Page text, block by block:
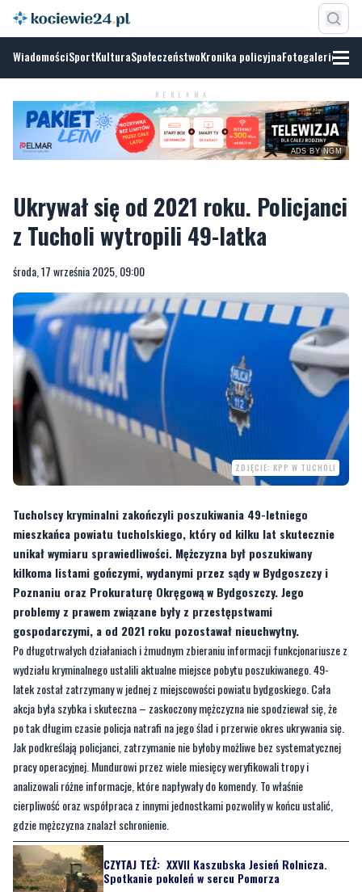
WiadomościSportKulturaSpołeczeństwoKronika policyjnaFotogalerie
REKLAMA
ADS BY NGM
Ukrywał się od 2021 roku. Policjanci
z Tucholi wytropili 49-latka
środa, 17 września 2025, 09:00
ZDJĘCIE: KPP W TUCHOLI
Tucholscy kryminalni zakończyli poszukiwania 49-letniego
mieszkańca powiatu tucholskiego, który od kilku lat skutecznie
unikał wymiaru sprawiedliwości. Mężczyzna był poszukiwany
kilkoma listami gończymi, wydanymi przez sądy w Bydgoszczy i
Poznaniu oraz Prokuraturę Okręgową w Bydgoszczy. Jego
problemy z prawem związane były z przestępstwami
gospodarczymi, a od 2021 roku pozostawał nieuchwytny.
Po długotrwałych działaniach i żmudnym zbieraniu informacji funkcjonariusze z
wydziału kryminalnego ustalili aktualne miejsce pobytu poszukiwanego. 49-
latek został zatrzymany w jednej z miejscowości powiatu bydgoskiego. Cała
akcja była szybka i skuteczna – zaskoczony mężczyzna nie spodziewał się, że
po tak długim czasie policja natrafi na jego ślad i przerwie okres ukrywania się.
Jak podkreślają policjanci, zatrzymanie nie byłoby możliwe bez systematycznej
pracy operacyjnej. Mundurowi przez wiele miesięcy weryfikowali tropy i
analizowali różne informacje, które napływały do komendy. To właśnie
cierpliwość oraz współpraca z innymi jednostkami pozwoliły w końcu ustalić,
gdzie mężczyzna znalazł schronienie.
CZYTAJ TEŻ: XXVII Kaszubska Jesień Rolnicza.
Spotkanie pokoleń w sercu Pomorza